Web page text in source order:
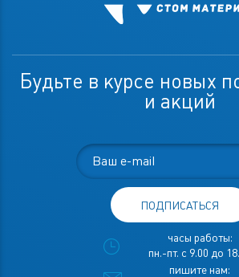
Будьте в курсе новых
и акций
ПОДПИСАТЬСЯ
часы работы:
пн.-пт. с 9.00 до
пишите нам: